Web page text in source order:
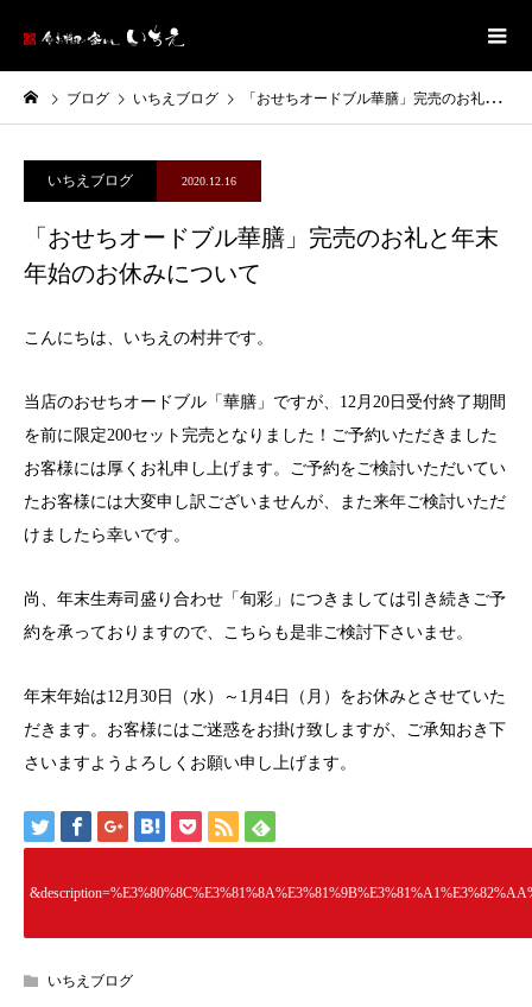
ブログ いちえブログ 「おせちオードブル華膳」完売のお礼と年末年始のお休みについて
いちえブログ 2020.12.16
「おせちオードブル華膳」完売のお礼と年末
年始のお休みについて
こんにちは、いちえの村井です。
当店のおせちオードブル「華膳」ですが、12月20日受付終了期間
を前に限定200セット完売となりました！ご予約いただきました
お客様には厚くお礼申し上げます。ご予約をご検討いただいてい
たお客様には大変申し訳ございませんが、また来年ご検討いただ
けましたら幸いです。
尚、年末生寿司盛り合わせ「旬彩」につきましては引き続きご予
約を承っておりますので、こちらも是非ご検討下さいませ。
年末年始は12月30日（水）～1月4日（月）をお休みとさせていた
だきます。お客様にはご迷惑をお掛け致しますが、ご承知おき下
さいますようよろしくお願い申し上げます。
いちえブログ